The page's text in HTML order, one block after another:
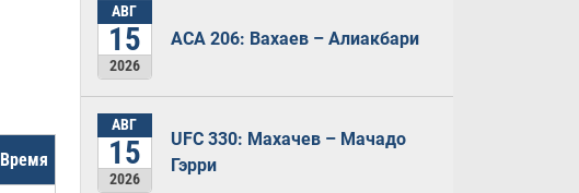
Время
АВГ
15
2026
ACA 206: Вахаев – Алиакбари
АВГ
15
2026
UFC 330: Махачев – Мачадо
Гэрри